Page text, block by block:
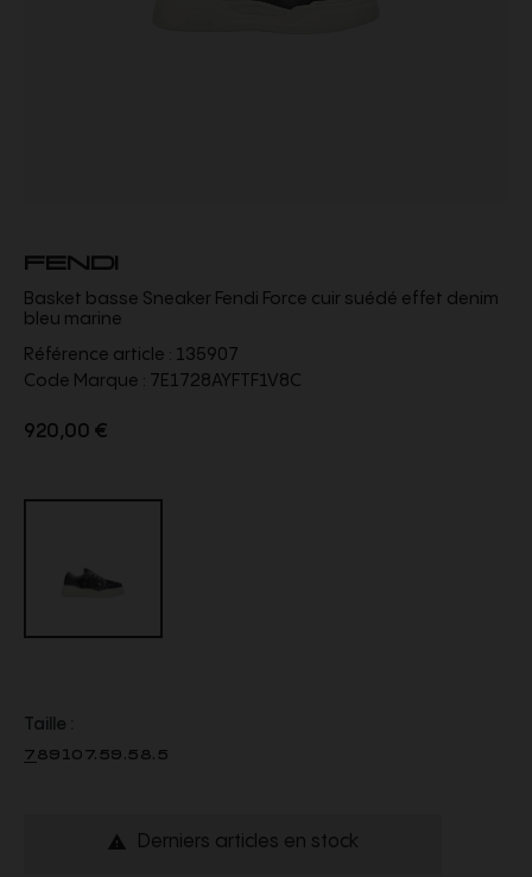
FENDI
Basket basse Sneaker Fendi Force cuir suédé effet denim
bleu marine
Référence article : 135907
Code Marque : 7E1728AYFTF1V8C
920,00 €
Taille :
789107.59.58.5
 Derniers articles en stock